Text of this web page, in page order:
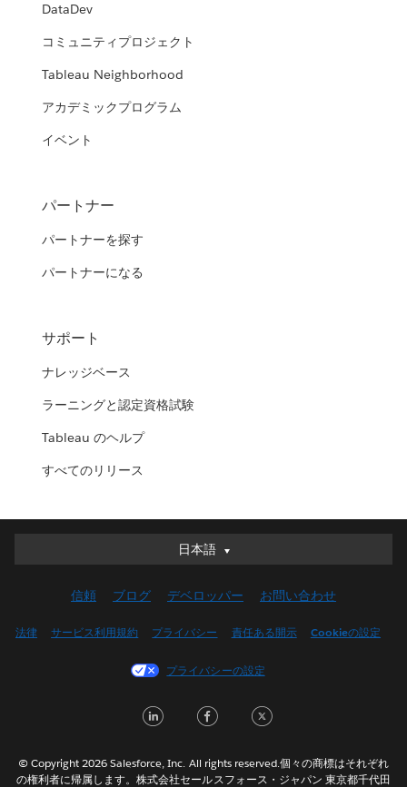
DataDev
コミュニティプロジェクト
Tableau Neighborhood
アカデミックプログラム
イベント
パートナー
パートナーを探す
パートナーになる
サポート
ナレッジベース
ラーニングと認定資格試験
Tableau のヘルプ
すべてのリリース
日本語
日本語
English (UK)
Français (Canada)
Italiano
Nederlands
信頼 ブログ デベロッパー お問い合わせ
法律 サービス利用規約 プライバシー 責任ある開示 Cookieの設定
プライバシーの設定
LinkedInFacebook
© Copyright 2026 Salesforce, Inc. All rights reserved.個々の商標はそれぞれ
の権利者に帰属します。株式会社セールスフォース・ジャパン 東京都千代田